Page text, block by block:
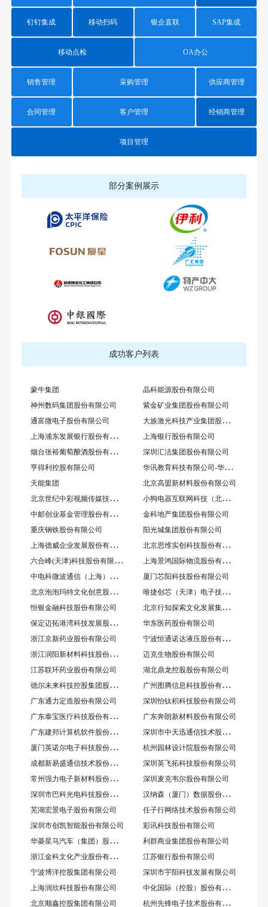
钉钉集成 移动扫码 银企直联 SAP集成
移动点检 OA办公
销售管理 采购管理 供应商管理
合同管理 客户管理 经销商管理
项目管理
部分案例展示
成功客户列表
蒙牛集团
晶科能源股份有限公司
神州数码集团股份有限公司
紫金矿业集团股份有限公司
通富微电子股份有限公司
大
族激光科技产业集团股份有限公司
上
海浦东发展银行股份有限公司 上海银行股份有限公司
烟
台张裕葡萄酿酒股份有限公司
深圳汇洁集团股份有限公司
亨得利控股有限公司
华
讯教育科技有限公司-华讯方舟科技有限公司
天能集团 北京高盟新材料股份有限公司
北
京世纪中彩视频传媒技术股份有限公司 小
狗电器互联网科技（北京）股份有限公司
中
邮创业基金管理股份有限公司
金科地产集团股份有限公司
重庆钢铁股份有限公司
阳光城集团股份有限公司
上
海德威企业发展股份有限公司 北
京思维实创科技股份有限公司
六
合峰(天津)科技股份有限公司 上
海景鸿国际物流股份有限公司
中
电科微波通信（上海）股份有限公司 厦门芯阳科技股份有限公司
北
京泡泡玛特文化创意股份有限公司 唯
捷创芯（天津）电子技术股份有限公司
恒银金融科技股份有限公司 北
京行知探索文化发展集团股份有限公司
保
定迈拓港湾科技发展股份有限公司
华东医药股份有限公司
浙江京新药业股份有限公司
宁
波恒通诺达液压股份有限公司
浙
江润阳新材料科技股份有限公司
迈克生物股份有限公司
江苏联环药业股份有限公司
湖北鼎龙控股股份有限公司
德
尔未来科技控股集团股份有限公司 广
州图腾信息科技股份有限公司
广东通力定造股份有限公司 深圳怡钛积科技股份有限公司
广
东泰宝医疗科技股份有限公司 广东奔朗新材料股份有限公司
广
东建邦计算机软件股份有限公司 深
圳市中天迅通信技术股份有限公司
厦
门英诺尔电子科技股份有限公司 杭州园林设计院股份有限公司
成
都新易盛通信技术股份有限公司 深圳英飞拓科技股份有限公司
常
州强力电子新材料股份有限公司 深圳麦克韦尔股份有限公司
深
圳市巴科光电科技股份有限公司 汉
纳森（厦门）数据股份有限公司
芜湖宏景电子股份有限公司
任子行网络技术股份有限公司
深圳市创凯智能股份有限公司
彩讯科技股份有限公司
华
菱星马汽车（集团）股份有限公司 利群商业集团股份有限公司
浙
江金科文化产业股份有限公司
江苏银行股份有限公司
宁波博洋控股集团有限公司
深圳市宇阳科技发展有限公司
上海润欣科技股份有限公司
中
化国际（控股）股份有限公司
北京顺鑫控股集团有限公司 杭
州先锋电子技术股份有限公司